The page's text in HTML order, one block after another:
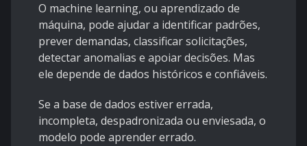
O machine learning, ou aprendizado de
máquina, pode ajudar a identificar padrões,
prever demandas, classificar solicitações,
detectar anomalias e apoiar decisões. Mas
ele depende de dados históricos e confiáveis.
Se a base de dados estiver errada,
incompleta, despadronizada ou enviesada, o
modelo pode aprender errado.